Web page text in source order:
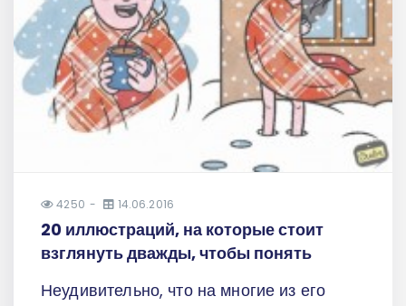
4250 14.06.2016
20 иллюстраций, на которые стоит
взглянуть дважды, чтобы понять
Неудивительно, что на многие из его